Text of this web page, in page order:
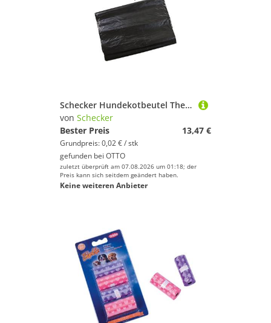
Schecker Hundekotbeutel The Sustainable People Hunde Kotbeutel - ECO Pack, Zubehör für Kotbeutelhalter, TÜV Rheinland zertifizierte Produktion (ISO 9001:2015)
von Schecker
Bester Preis
13,47 €
Grundpreis: 0,02 € / stk
gefunden bei OTTO
zuletzt überprüft am 07.08.2026 um 01:18; der
Preis kann sich seitdem geändert haben.
Keine weiteren Anbieter